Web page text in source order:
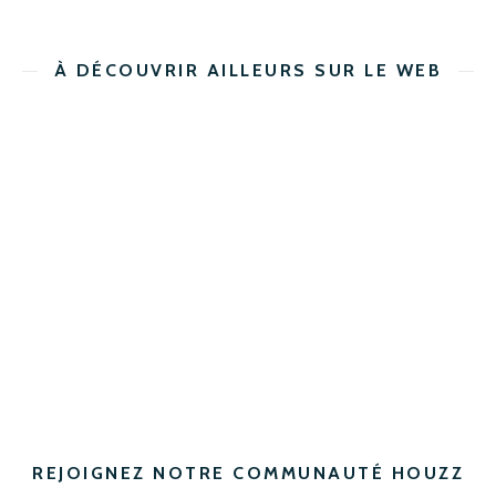
À DÉCOUVRIR AILLEURS SUR LE WEB
REJOIGNEZ NOTRE COMMUNAUTÉ HOUZZ